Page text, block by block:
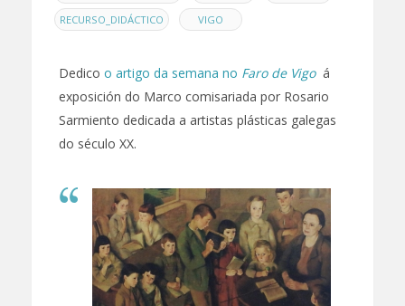
RECURSO_DIDÁCTICO , VIGO
Dedico o artigo da semana no Faro de Vigoá
exposición do Marco comisariada por Rosario
Sarmiento dedicada a artistas plásticas galegas
do século XX.